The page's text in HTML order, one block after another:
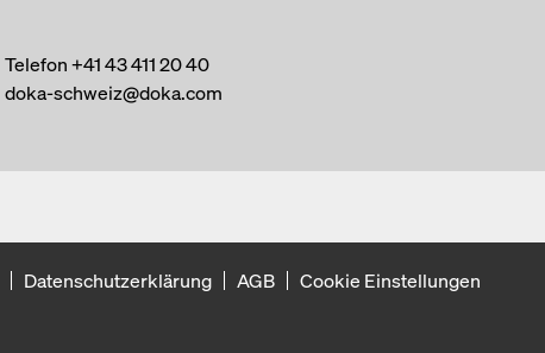
Telefon+41 43 411 20 40
doka-schweiz@doka.com
Datenschutzerklärung AGB
Cookie Einstellungen